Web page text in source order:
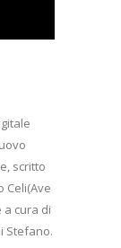
scritto
Celi(Ave
a cura di
Stefano.